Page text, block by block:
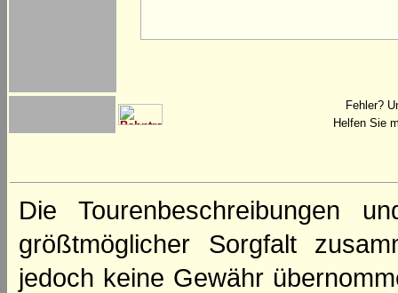
Fehler?
Helfen Sie
Die Tourenbeschreibungen
größtmöglicher Sorgfalt
jedoch keine Gewähr